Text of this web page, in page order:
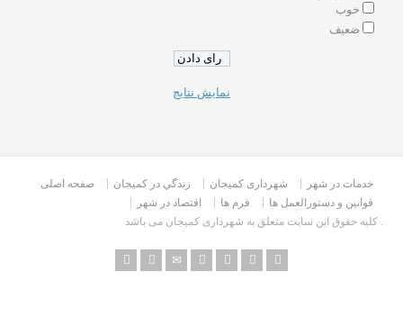
خوب
ضعیف
نمایش نتایج
صفحه اصلی زندگي در كميجان شهرداری کمیجان
خدمات در شهر
اقتصاد در شهر
فرم ها
قوانین و دستورالعمل ها
کلیه حقوق این سایت متعلق به شهرداری کمیجان می باشد .